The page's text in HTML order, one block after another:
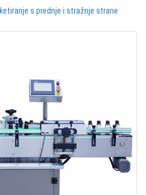
s prednje i stražnje strane